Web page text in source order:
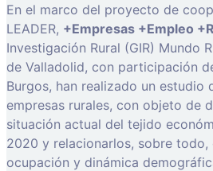
En el marco del proyecto de
LEADER, +Empresas +Empleo
Investigación Rural (GIR) Mundo
de Valladolid, con participación
Burgos, han realizado un estudio
empresas rurales, con objeto de
situación actual del tejido
2020 y relacionarlos, sobre
ocupación y dinámica